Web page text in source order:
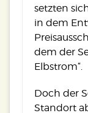
setzten
in dem
dem der
Elbstrom“.
Doch der
Standort